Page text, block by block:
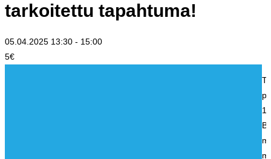
tarkoitettu tapahtuma!
05.04.2025 13:30 - 15:00
5€